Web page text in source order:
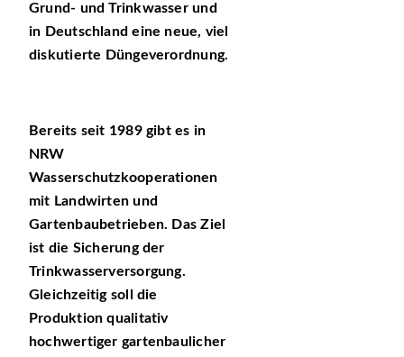
Grund- und Trinkwasser und
in Deutschland eine neue, viel
diskutierte Düngeverordnung.
Bereits seit 1989 gibt es in
NRW
Wasserschutzkooperationen
mit Landwirten und
Gartenbaubetrieben. Das Ziel
ist die Sicherung der
Trinkwasserversorgung.
Gleichzeitig soll die
Produktion qualitativ
hochwertiger gartenbaulicher